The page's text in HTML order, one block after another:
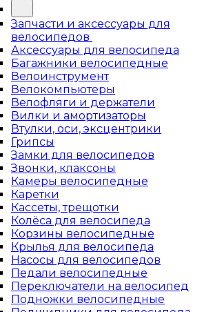
Запчасти и аксессуары для
велосипедов
Аксессуары для велосипеда
Багажники велосипедные
Велоинструмент
Велокомпьютеры
Велофляги и держатели
Вилки и амортизаторы
Втулки, оси, эксцентрики
Грипсы
Замки для велосипедов
Звонки, клаксоны
Камеры велосипедные
Каретки
Кассеты, трещотки
Колёса для велосипеда
Корзины велосипедные
Крылья для велосипеда
Насосы для велосипедов
Педали велосипедные
Переключатели на велосипед
Подножки велосипедные